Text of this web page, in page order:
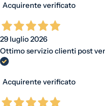
Acquirente verificato
29 luglio 2026
Ottimo servizio clienti post
Acquirente verificato